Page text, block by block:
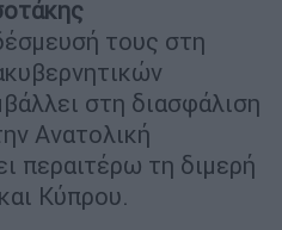
τους στη
στη διασφάλιση
Ανατολική
περαιτέρω τη διμερή
Κύπρου.